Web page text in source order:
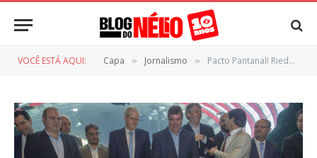
VOCÊ ESTÁ AQUI: Capa » Jornalismo » Pacto Pantanal! Riedel diz que MS ganha maior programa de conservação ambiental do Brasil